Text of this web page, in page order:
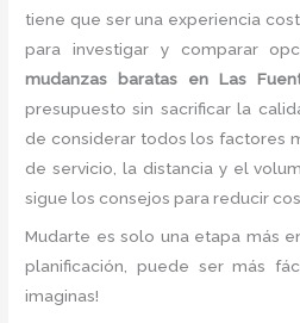
tiene que ser una experiencia
para investigar y comparar
mudanzas baratas en Las
presupuesto sin sacrificar la
de considerar todos los factores
de servicio, la distancia y el
sigue los consejos para reducir
Mudarte es solo una etapa más
planificación, puede ser más
imaginas!